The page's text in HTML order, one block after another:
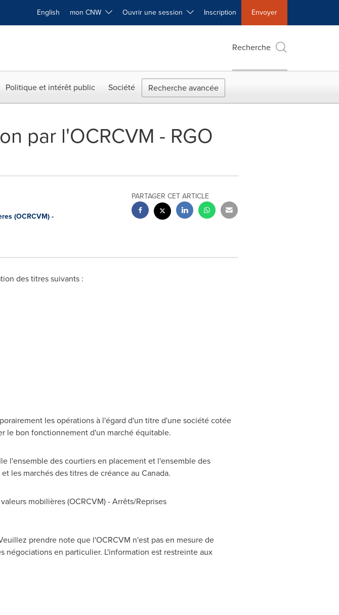
English mon CNW Ouvrir une session Inscription Envoyer
Recherche
Politique et intérêt public Société Recherche avancée
par l'OCRCVM - RGO
(OCRCVM) -
PARTAGER CET ARTICLE
des titres suivants :
les opérations à l'égard d'un titre d'une société cotée
le bon fonctionnement d'un marché équitable.
l'ensemble des courtiers en placement et l'ensemble des
les marchés des titres de créance au Canada.
mobilières (OCRCVM) - Arrêts/Reprises
prendre note que l'OCRCVM n'est pas en mesure de
en particulier. L'information est restreinte aux